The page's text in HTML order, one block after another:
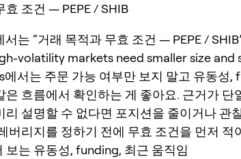
효 조건 — PEPE / SHIB
서는 “거래 목적과 무효 조건 — PEPE /
volatility markets need smaller size and
에서는 주문 가능 여부만 보지 말고 유동성,
은 흐름에서 확인하는 게 좋아요. 근거가 단
리 설명할 수 없다면 포지션을 줄이거나 관
버리지를 정하기 전에 무효 조건을 먼저 적
보는 유동성, funding, 최근 움직임